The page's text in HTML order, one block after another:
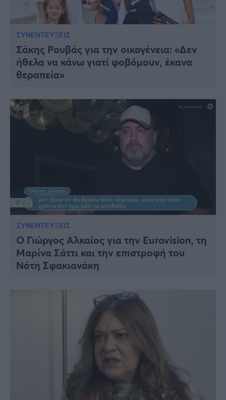
ΣΥΝΕΝΤΕΥΞΕΙΣ
Σάκης Ρουβάς για την οικογένεια: «Δεν
ήθελα να κάνω γιατί φοβόμουν, έκανα
θεραπεία»
ΣΥΝΕΝΤΕΥΞΕΙΣ
Ο Γιώργος Αλκαίος για την Eurovision, τη
Μαρίνα Σάττι και την επιστροφή του
Νότη Σφακιανάκη